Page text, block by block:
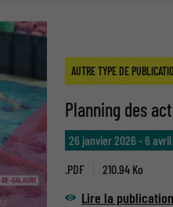
AUTRE TYPE DE
Planning des
26 janvier 2026 -6
.PDF
210.94 Ko
Lire la publication